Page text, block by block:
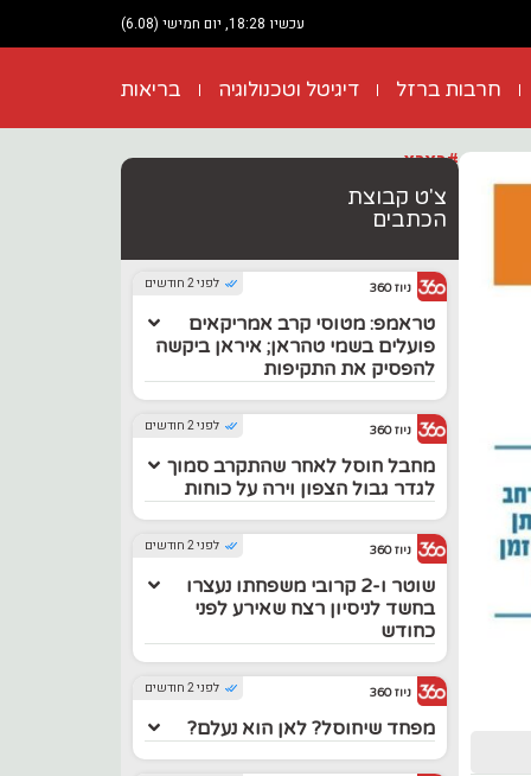
עכשיו 18:28, יום חמישי (6.08)
חרבות ברזל דיגיטל וטכנולוגיה בריאות
#בארץ
צ'ט קבוצת
הכתבים
לפני 2 חודשים ניוז 360
טראמפ: מטוסי קרב אמריקאים
פועלים בשמי טהראן; איראן ביקשה
להפסיק את התקיפות
לפני 2 חודשים ניוז 360
מחבל חוסל לאחר שהתקרב סמוך
לגדר גבול הצפון וירה על כוחות
לפני 2 חודשים ניוז 360
שוטר ו-2 קרובי משפחתו נעצרו
בחשד לניסיון רצח שאירע לפני
כחודש
לפני 2 חודשים ניוז 360
מפחד שיחוסל? לאן הוא נעלם?